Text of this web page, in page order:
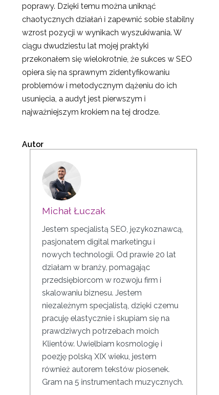
poprawy. Dzięki temu można uniknąć
chaotycznych działań i zapewnić sobie stabilny
wzrost pozycji w wynikach wyszukiwania. W
ciągu dwudziestu lat mojej praktyki
przekonałem się wielokrotnie, że sukces w SEO
opiera się na sprawnym zidentyfikowaniu
problemów i metodycznym dążeniu do ich
usunięcia, a audyt jest pierwszym i
najważniejszym krokiem na tej drodze.
Autor
Michał Łuczak
Jestem specjalistą SEO, językoznawcą,
pasjonatem digital marketingu i
nowych technologii. Od prawie 20 lat
działam w branży, pomagając
przedsiębiorcom w rozwoju firm i
skalowaniu biznesu. Jestem
niezależnym specjalistą, dzięki czemu
pracuję elastycznie i skupiam się na
prawdziwych potrzebach moich
Klientów. Uwielbiam kosmologię i
poezję polską XIX wieku, jestem
również autorem tekstów piosenek.
Gram na 5 instrumentach muzycznych.